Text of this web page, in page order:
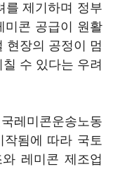
를 제기하며 정부
미콘 공급이 원활
현장의 공정이 멈
수 있다는 우려
레미콘운송노동
됨에 따라 국토
레미콘 제조업